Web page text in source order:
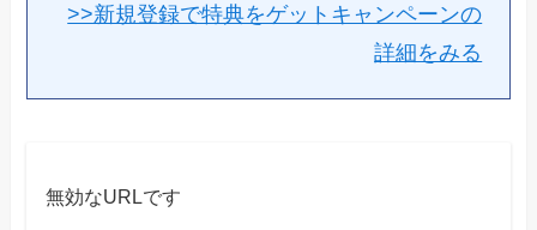
>>新規登録で特典をゲットキャンペーンの
詳細をみる
無効なURLです